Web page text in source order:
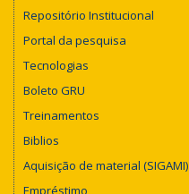
Repositório Institucional
Portal da pesquisa
Tecnologias
Boleto GRU
Treinamentos
Biblios
Aquisição de material (SIGAMI)